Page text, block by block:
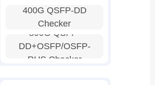
400G QSFP-DD
Checker
800G QSFP-
DD+OSFP/OSFP-
RHS Checker